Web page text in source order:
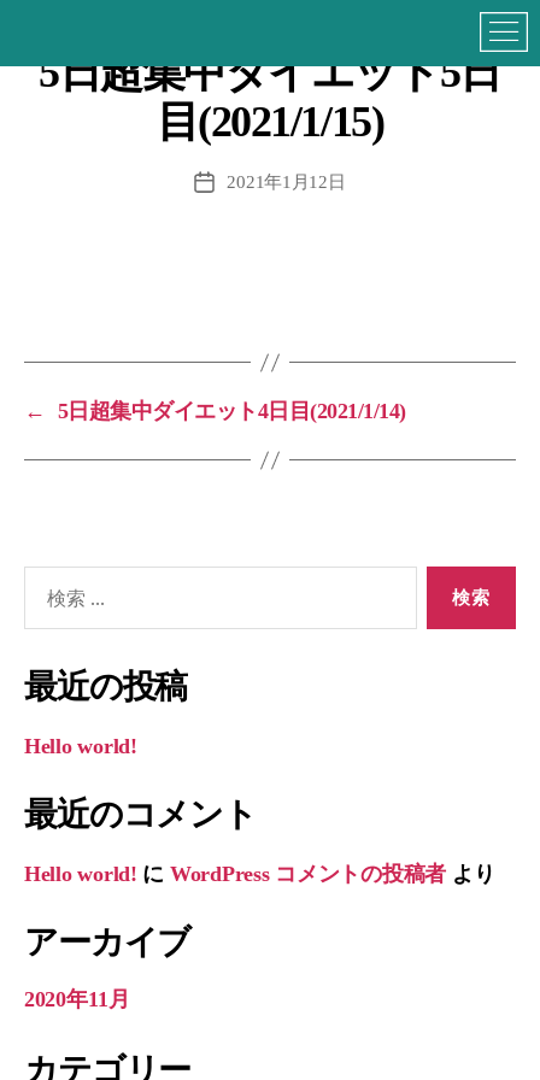
5日超集中ダイエット5日
目(2021/1/15)
投
稿 2021年1月12日
← 5日超集中ダイエット4日目(2021/1/14)
象:
最近の投稿
Hello world!
最近のコメント
Hello world! に WordPress コメントの投稿者 より
アーカイブ
2020年11月
カテゴリー